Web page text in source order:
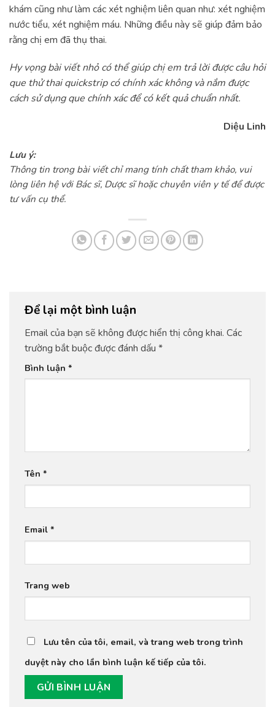
khám cũng như làm các xét nghiệm liên quan như: xét nghiệm
nước tiểu, xét nghiệm máu. Những điều này sẽ giúp đảm bảo
rằng chị em đã thụ thai.
Hy vọng bài viết nhỏ có thể giúp chị em trả lời được câu hỏi
que thử thai quickstrip có chính xác không và nắm được
cách sử dụng que chính xác để có kết quả chuẩn nhất.
Diệu Linh
Lưu ý:
Thông tin trong bài viết chỉ mang tính chất tham khảo, vui
lòng liên hệ với Bác sĩ, Dược sĩ hoặc chuyên viên y tế để được
tư vấn cụ thể.
Để lại một bình luận
Email của bạn sẽ không được hiển thị công khai. Các
trường bắt buộc được đánh dấu *
Bình luận *
Tên *
Email *
Trang web
Lưu tên của tôi, email, và trang web trong trình
duyệt này cho lần bình luận kế tiếp của tôi.